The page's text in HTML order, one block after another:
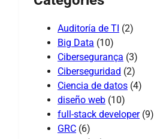
Auditoría de TI (2)
Big Data (10)
Cibersegurança (3)
Ciberseguridad (2)
Ciencia de datos (4)
diseño web (10)
full-stack developer(9)
GRC (6)